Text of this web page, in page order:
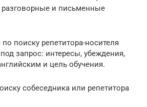
разговорные и письменные
поиску репетитора-носителя
запрос: интересы, убеждения,
и цель обучения.
собеседника или репетитора